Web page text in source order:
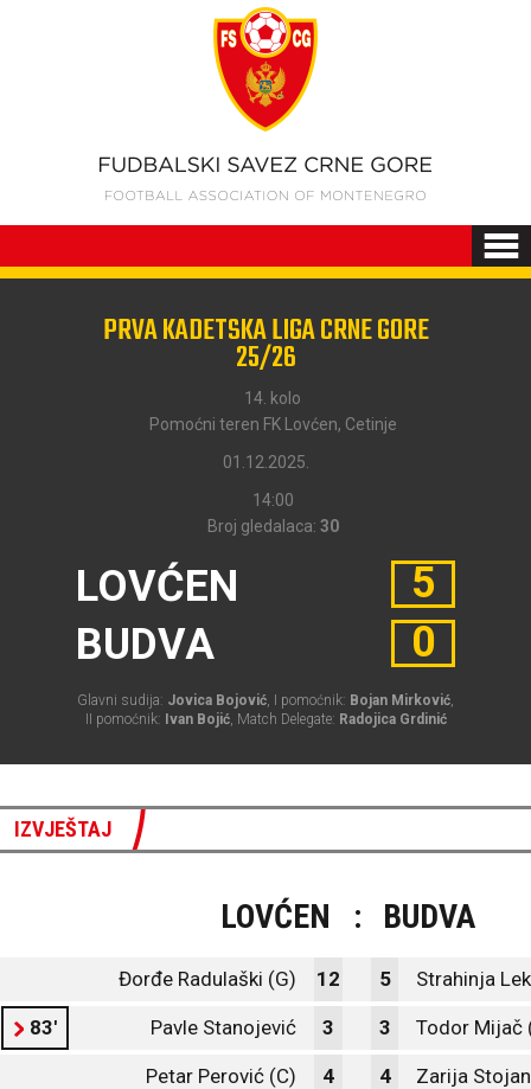
PRVA KADETSKA LIGA CRNE GORE
25/26
14. kolo
Pomoćni teren FK Lovćen, Cetinje
01.12.2025.
14:00
Broj gledalaca: 30
LOVĆEN
BUDVA
5
0
Glavni sudija: Jovica Bojović, I pomoćnik: Bojan Mirković,
II pomoćnik: Ivan Bojić, Match Delegate: Radojica Grdinić
IZVJEŠTAJ
LOVĆEN : BUDVA
Đorđe Radulaški (G) 12 5 Strahinja
83' Pavle Stanojević 3 3 Todor Mijač
Petar Perović (C) 4 4 Zarija